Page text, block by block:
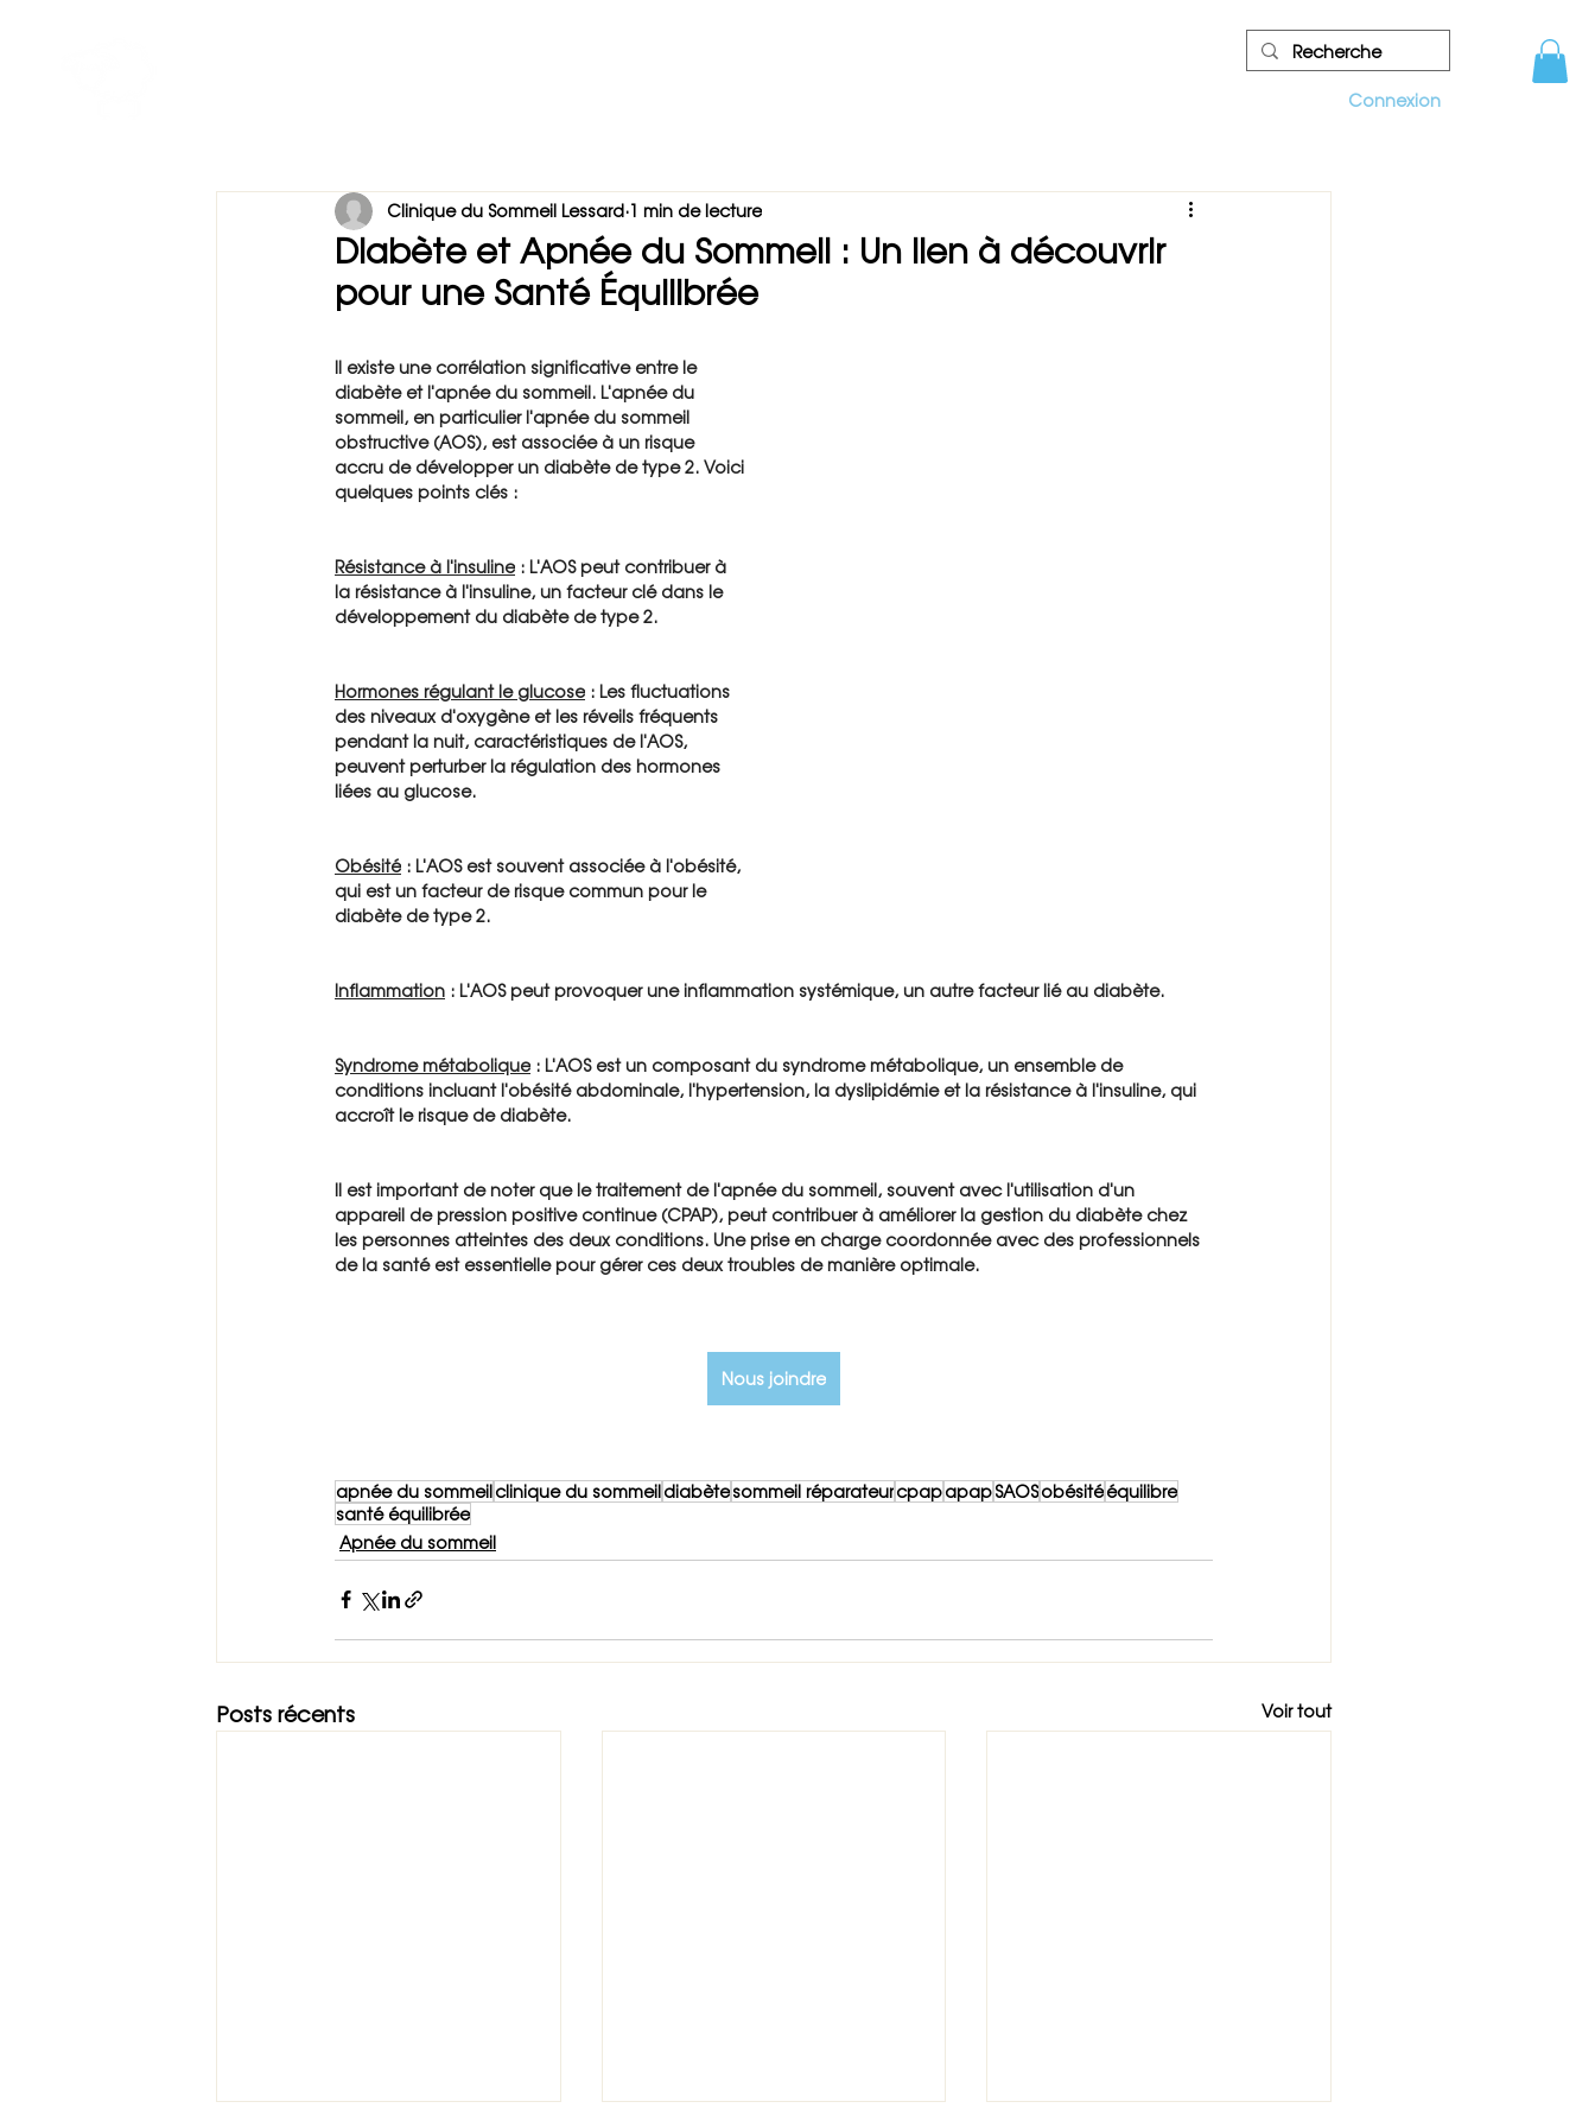
Connexion
Diabète et Apnée du Sommeil : Un lien à découvrir
pour une Santé Équilibrée
Clinique du Sommeil Lessard 1 min de lecture
Il existe une corrélation significative entre le
diabète et l'apnée du sommeil. L'apnée du
sommeil, en particulier l'apnée du sommeil
obstructive (AOS), est associée à un risque
accru de développer un diabète de type 2. Voici
quelques points clés :
Résistance à l'insuline : L'AOS peut contribuer à
la résistance à l'insuline, un facteur clé dans le
développement du diabète de type 2.
Hormones régulant le glucose : Les fluctuations
des niveaux d'oxygène et les réveils fréquents
pendant la nuit, caractéristiques de l'AOS,
peuvent perturber la régulation des hormones
liées au glucose.
Obésité : L'AOS est souvent associée à l'obésité,
qui est un facteur de risque commun pour le
diabète de type 2.
Inflammation : L'AOS peut provoquer une inflammation systémique, un autre facteur lié au diabète.
Syndrome métabolique : L'AOS est un composant du syndrome métabolique, un ensemble de
conditions incluant l'obésité abdominale, l'hypertension, la dyslipidémie et la résistance à l'insuline, qui
accroît le risque de diabète.
Il est important de noter que le traitement de l'apnée du sommeil, souvent avec l'utilisation d'un
appareil de pression positive continue (CPAP), peut contribuer à améliorer la gestion du diabète chez
les personnes atteintes des deux conditions. Une prise en charge coordonnée avec des professionnels
de la santé est essentielle pour gérer ces deux troubles de manière optimale.
Nous joindre
apnée du sommeilclinique du sommeildiabètesommeil réparateurcpapapapSAOSobésitééquilibre
santé équilibrée
Apnée du sommeil
Posts récents Voir tout